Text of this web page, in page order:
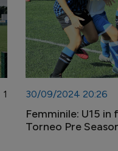
1 30/09/2024 20:26
Femminile: U15 in
Torneo Pre